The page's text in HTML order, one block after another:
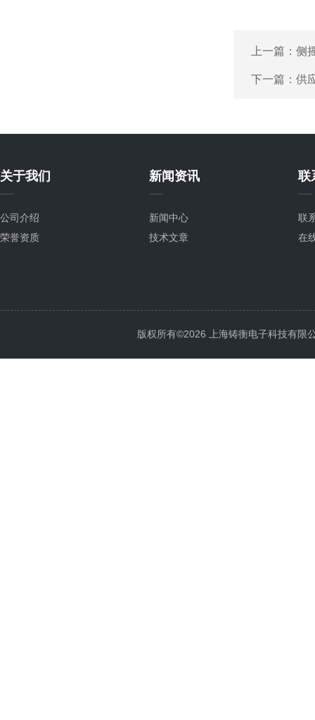
上一篇： 侧
下一篇： 供
关于我们
公司介绍
荣誉资质
新闻资讯
新闻中心
技术文章
联
联
在
版权所有©2026 上海铸衡电子科技有